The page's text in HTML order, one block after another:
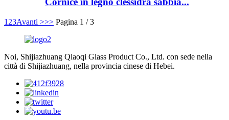
1 23Avanti >>> Pagina 1 / 3
Noi, Shijiazhuang Qiaoqi Glass Product Co., Ltd. con sede nella
città di Shijiazhuang, nella provincia cinese di Hebei.